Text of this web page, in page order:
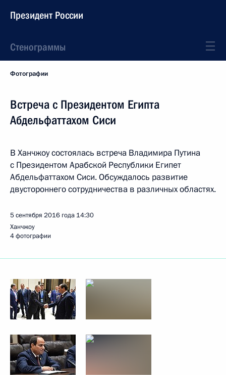
Президент России
Стенограммы
Фотографии
Встреча с Президентом Египта
Абдельфаттахом Сиси
В Ханчжоу состоялась встреча Владимира Путина
с Президентом Арабской Республики Египет
Абдельфаттахом Сиси. Обсуждалось развитие
двустороннего сотрудничества в различных областях.
5 сентября 2016 года 14:30
Ханчжоу
4 фотографии